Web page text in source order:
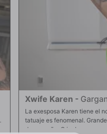
Xwife Karen -
La exesposa Karen tiene el
tatuaje es fenomenal.
de ensueño. O incluso una